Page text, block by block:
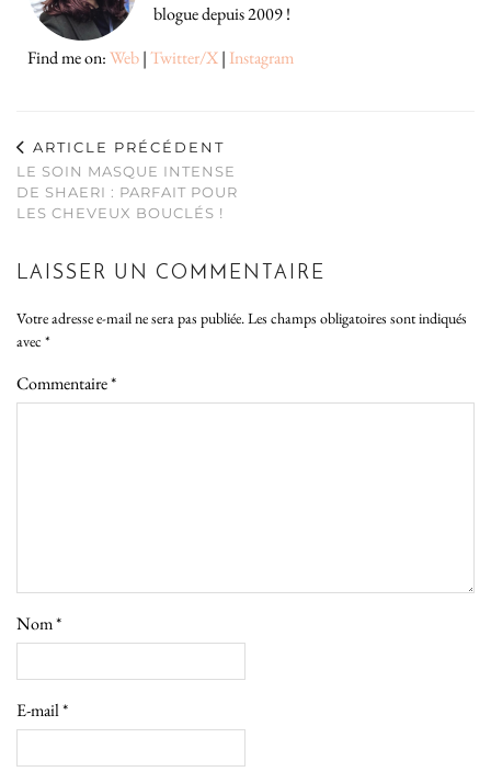
blogue depuis 2009 !
Find me on:Web|Twitter/X| Instagram
ARTICLE PRÉCÉDENT
LE SOIN MASQUE INTENSE
DE SHAERI : PARFAIT POUR
LES CHEVEUX BOUCLÉS !
LAISSER UN COMMENTAIRE
Votre adresse e-mail ne sera pas publiée. Les champs obligatoires sont indiqués
avec *
Commentaire*
Nom*
E-mail*